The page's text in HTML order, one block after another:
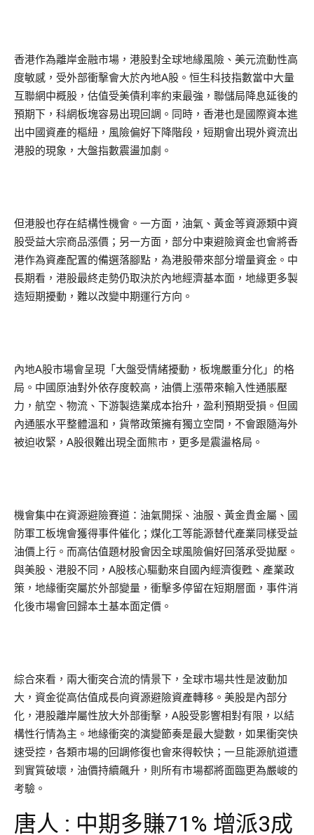
香港作為離岸金融市場，港股對全球地緣風險、美元流動性高
度敏感，受外部衝擊會大於內地A股。恒生科技指數當中大量
互聯網中概股，估值受美債利率約束最強，聯儲局降息延後的
預期下，科網板塊容易出現回調。同時，香港也是國際資本進
出中國資產的樞紐，風險偏好下降階段，短期會出現外資流出
港股的現象，大盤指數震盪加劇。
但港股也存在結構性機會。一方面，油氣、黃金等資源類中資
股受益大宗商品漲價；另一方面，部分中東避險資金也會將香
港作為資產配置的備選落腳點，為港股帶來部分增量資金。中
長期看，港股最終走勢仍取決於內地經濟基本面，地緣更多製
造短期擾動，難以改變中期運行方向。
內地A股市場會呈現「大盤受情緒擾動，板塊嚴重分化」的格
局。中國原油對外依存度較高，油價上漲帶來輸入性通脹壓
力，航空、物流、下游製造業成本抬升，盈利預期受損。但國
內通脹水平整體溫和，貨幣政策擁有獨立空間，不會跟隨海外
被迫收緊，A股很難出現全面熊市，更多是震盪格局。
機會集中在資源避險賽道：油氣開採、油服、黃金貴金屬、國
防軍工板塊會獲得事件催化；煤化工等能源替代產業同樣受益
油價上行。而高估值題材股會因全球風險偏好回落承受拋壓。
與美股、港股不同，A股核心驅動來自國內經濟復甦、產業政
策，地緣衝突屬於外部變量，衝擊多停留在短期層面，事件消
化後市場會回歸本土基本面定價。
綜合來看，兩大衝突合流的情景下，全球市場共性是波動加
大，資金從高估值成長向資源避險資產轉移。美股是內部分
化，港股離岸屬性放大外部衝擊，A股受影響相對有限，以結
構性行情為主。地緣衝突的演變節奏是最大變數，如果衝突快
速受控，各類市場的回調修復也會來得較快；一旦能源航道遭
到實質破壞，油價持續飆升，則所有市場都將面臨更為嚴峻的
考驗。
唐人 : 中期多賺71% 增派3成